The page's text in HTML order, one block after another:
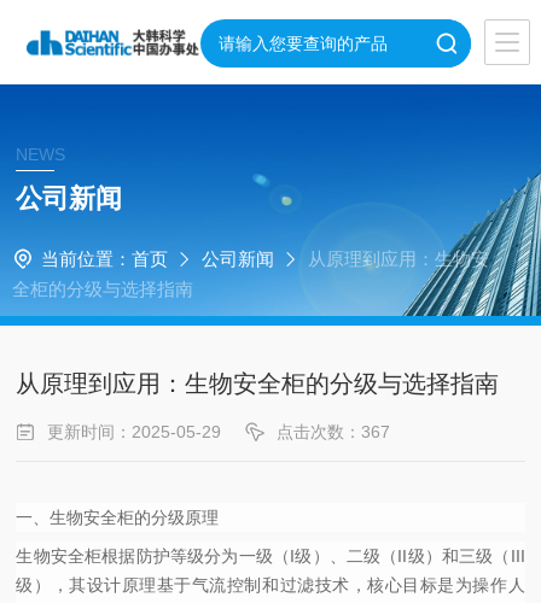
NEWS
公司新闻
当前位置： 首页 公司新闻
从原理到应用：生物安
全柜的分级与选择指南
从原理到应用：生物安全柜的分级与选择指南
更新时间：2025-05-29 点击次数：367
一、生物安全柜的分级原理
生物安全柜根据防护等级分为一级（I级） 二级（II级） 和三级（III
级）
，其设计原理基于气流控制和过滤技术，核心目标是为操作人